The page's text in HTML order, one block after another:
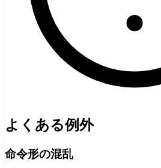
よくある例外
命令形の混乱